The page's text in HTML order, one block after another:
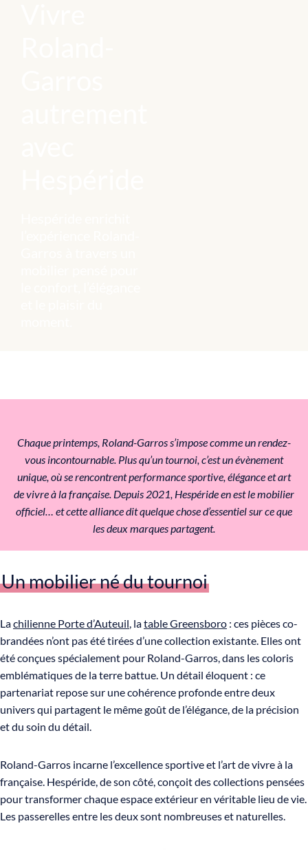
Chaque printemps, Roland-Garros s’impose comme un rendez-
vous incontournable. Plus qu’un tournoi, c’est un évènement
unique, où se rencontrent performance sportive, élégance et art
de vivre à la française. Depuis 2021, Hespéride en est le mobilier
officiel… et cette alliance dit quelque chose d’essentiel sur ce que
les deux marques partagent.
Un mobilier né du tournoi
Lachilienne Porte d’Auteuil , latable Greensboro : ces pièces co-
brandées n’ont pas été tirées d’une collection existante. Elles ont
été conçues spécialement pour Roland-Garros, dans les coloris
emblématiques de la terre battue. Un détail éloquent : ce
partenariat repose sur une cohérence profonde entre deux
univers qui partagent le même goût de l’élégance, de la précision
et du soin du détail.
Roland-Garros incarne l’excellence sportive et l’art de vivre à la
française. Hespéride, de son côté, conçoit des collections pensées
pour transformer chaque espace extérieur en véritable lieu de vie.
Les passerelles entre les deux sont nombreuses et naturelles.